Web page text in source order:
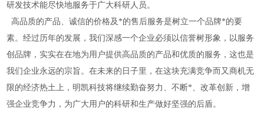
研发技术能尽快地服务于广大科研人员。
高品质的产品、诚信的价格及*的售后服务是树立一个品牌*的要
素。经过历年的发展，我们深感一个企业必须以信誉树形象，以服务
创品牌，实实在在地为用户提供高品质的产品和优质的服务，这也是
我们企业永远的宗旨。在未来的日子里，在这块充满竞争而又商机无
限的经济热土上，明凯科技将继续勤奋努力、不断*、改革创新，增
强企业竞争力，为广大用户的科研和生产做好坚强的后盾。